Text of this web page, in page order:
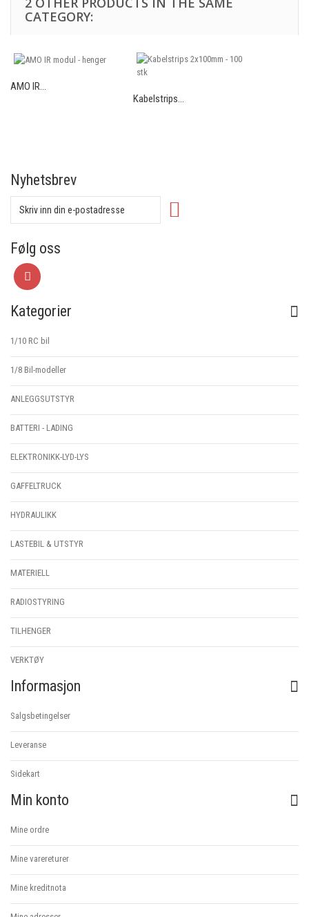
CATEGORY:
AMO IR...
Kabelstrips...
Nyhetsbrev
Følg oss
Kategorier
1/10 RC bil
1/8 Bil-modeller
ANLEGGSUTSTYR
BATTERI - LADING
ELEKTRONIKK-LYD-LYS
GAFFELTRUCK
HYDRAULIKK
LASTEBIL & UTSTYR
MATERIELL
RADIOSTYRING
TILHENGER
VERKTØY
Informasjon
Salgsbetingelser
Leveranse
Sidekart
Min konto
Mine ordre
Mine varereturer
Mine kreditnota